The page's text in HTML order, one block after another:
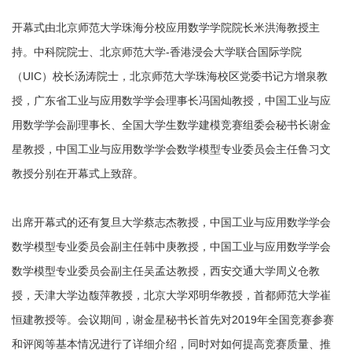
开幕式由北京师范大学珠海分校应用数学学院院长米洪海教授主
持。 中科院院士、北京师范大学-香港浸会大学联合国际学院
（UIC）校长汤涛院士，北京师范大学珠海校区党委书记方增泉教
授，广东省工业与应用数学学会理事长冯国灿教授，中国工业与应
用数学学会副理事长、全国大学生数学建模竞赛组委会秘书长谢金
星教授，中国工业与应用数学学会数学模型专业委员会主任鲁习文
教授分别在开幕式上致辞。
出席开幕式的还有复旦大学蔡志杰教授，中国工业与应用数学学会
数学模型专业委员会副主任韩中庚教授，中国工业与应用数学学会
数学模型专业委员会副主任吴孟达教授，西安交通大学周义仓教
授，天津大学边馥萍教授，北京大学邓明华教授，首都师范大学崔
恒建教授等。 会议期间，谢金星秘书长首先对2019年全国竞赛参赛
和评阅等基本情况进行了详细介绍，同时对如何提高竞赛质量、推